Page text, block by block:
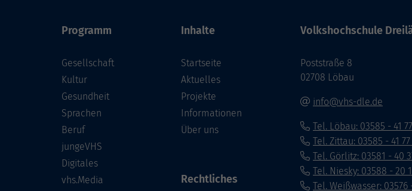
Programm
Gesellschaft
Kultur
Gesundheit
Sprachen
Beruf
jungeVHS
Digitales
vhs.Media
Inhalte
Startseite
Aktuelles
Projekte
Informationen
Über uns
Rechtliches
Volkshochschule
Poststraße 8
02708 Löbau
info@vhs-dle.de
Tel. Löbau: 03585 - 41
Tel. Zittau: 03585 - 41
Tel. Görlitz: 03581 - 40
Tel. Niesky: 03588 - 20
Tel. Weißwasser: 03576